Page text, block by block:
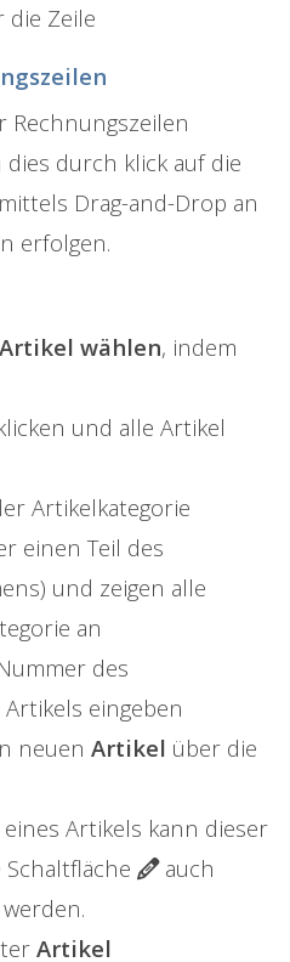
die Zeile
Rechnungszeilen
durch klick auf die
Drag-and-Drop an
erfolgen.
Artikel wählen, indem
und alle Artikel
Artikelkategorie
einen Teil des
und zeigen alle
an
des
eingeben
neuen Artikel über die
Artikels kann dieser
auch
werden.
Artikel